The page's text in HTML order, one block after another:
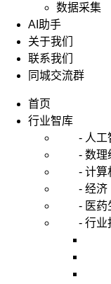
数据采集
AI助手
关于我们
联系我们
同城交流群
首页
行业智库
- 人工
- 数理
- 计算
- 经济
- 医药
- 行业
-
-
-